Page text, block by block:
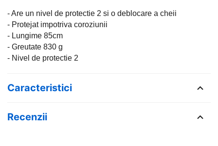
- Are un nivel de protectie 2 si o deblocare a cheii
- Protejat impotriva coroziunii
- Lungime 85cm
- Greutate 830 g
- Nivel de protectie 2
Caracteristici
Recenzii